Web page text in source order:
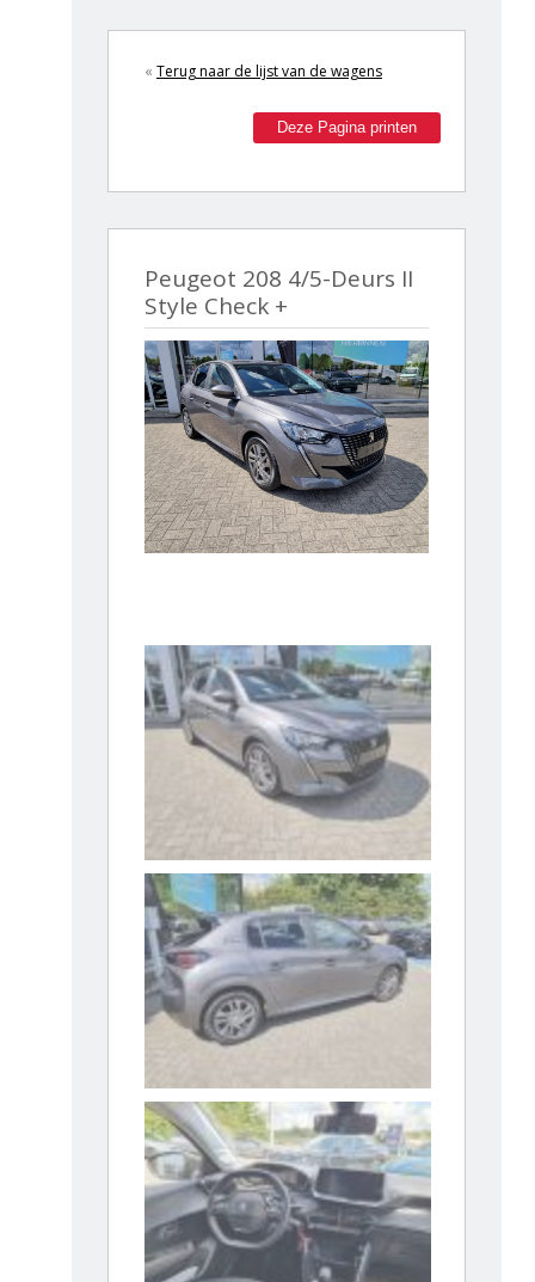
« Terug naar de lijst van de wagens
Deze Pagina printen
Peugeot 208 4/5-Deurs II
Style Check +